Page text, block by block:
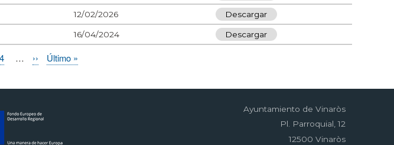
12/02/2026 Descargar
16/04/2024 Descargar
Page
4 …
Siguiente
››
Última
Último »
Ayuntamiento de Vinaròs
Pl. Parroquial, 12
12500 Vinaròs